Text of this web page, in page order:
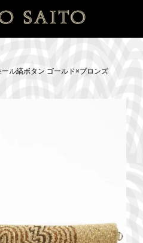
ル縞ボタン ゴールド×ブロンズ